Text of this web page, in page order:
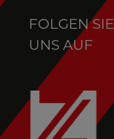
FOLGEN SIE
UNS AUF